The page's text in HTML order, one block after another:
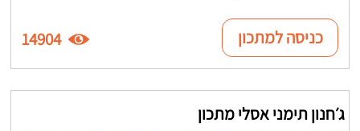
כניסה למתכון 14904
ג׳חנון תימני אסלי מתכון